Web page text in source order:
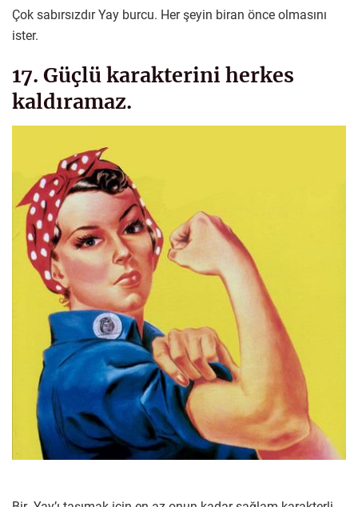
Çok sabırsızdır Yay burcu. Her şeyin biran önce olmasını
ister.
17. Güçlü karakterini herkes
kaldıramaz.